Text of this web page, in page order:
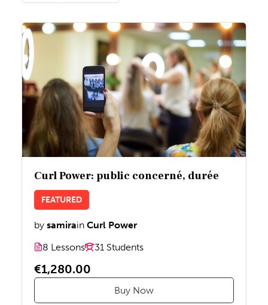
Curl Power: public concerné, durée
FEATURED
by samirain Curl Power
8 Lessons
31 Students
€1,280.00
Buy Now